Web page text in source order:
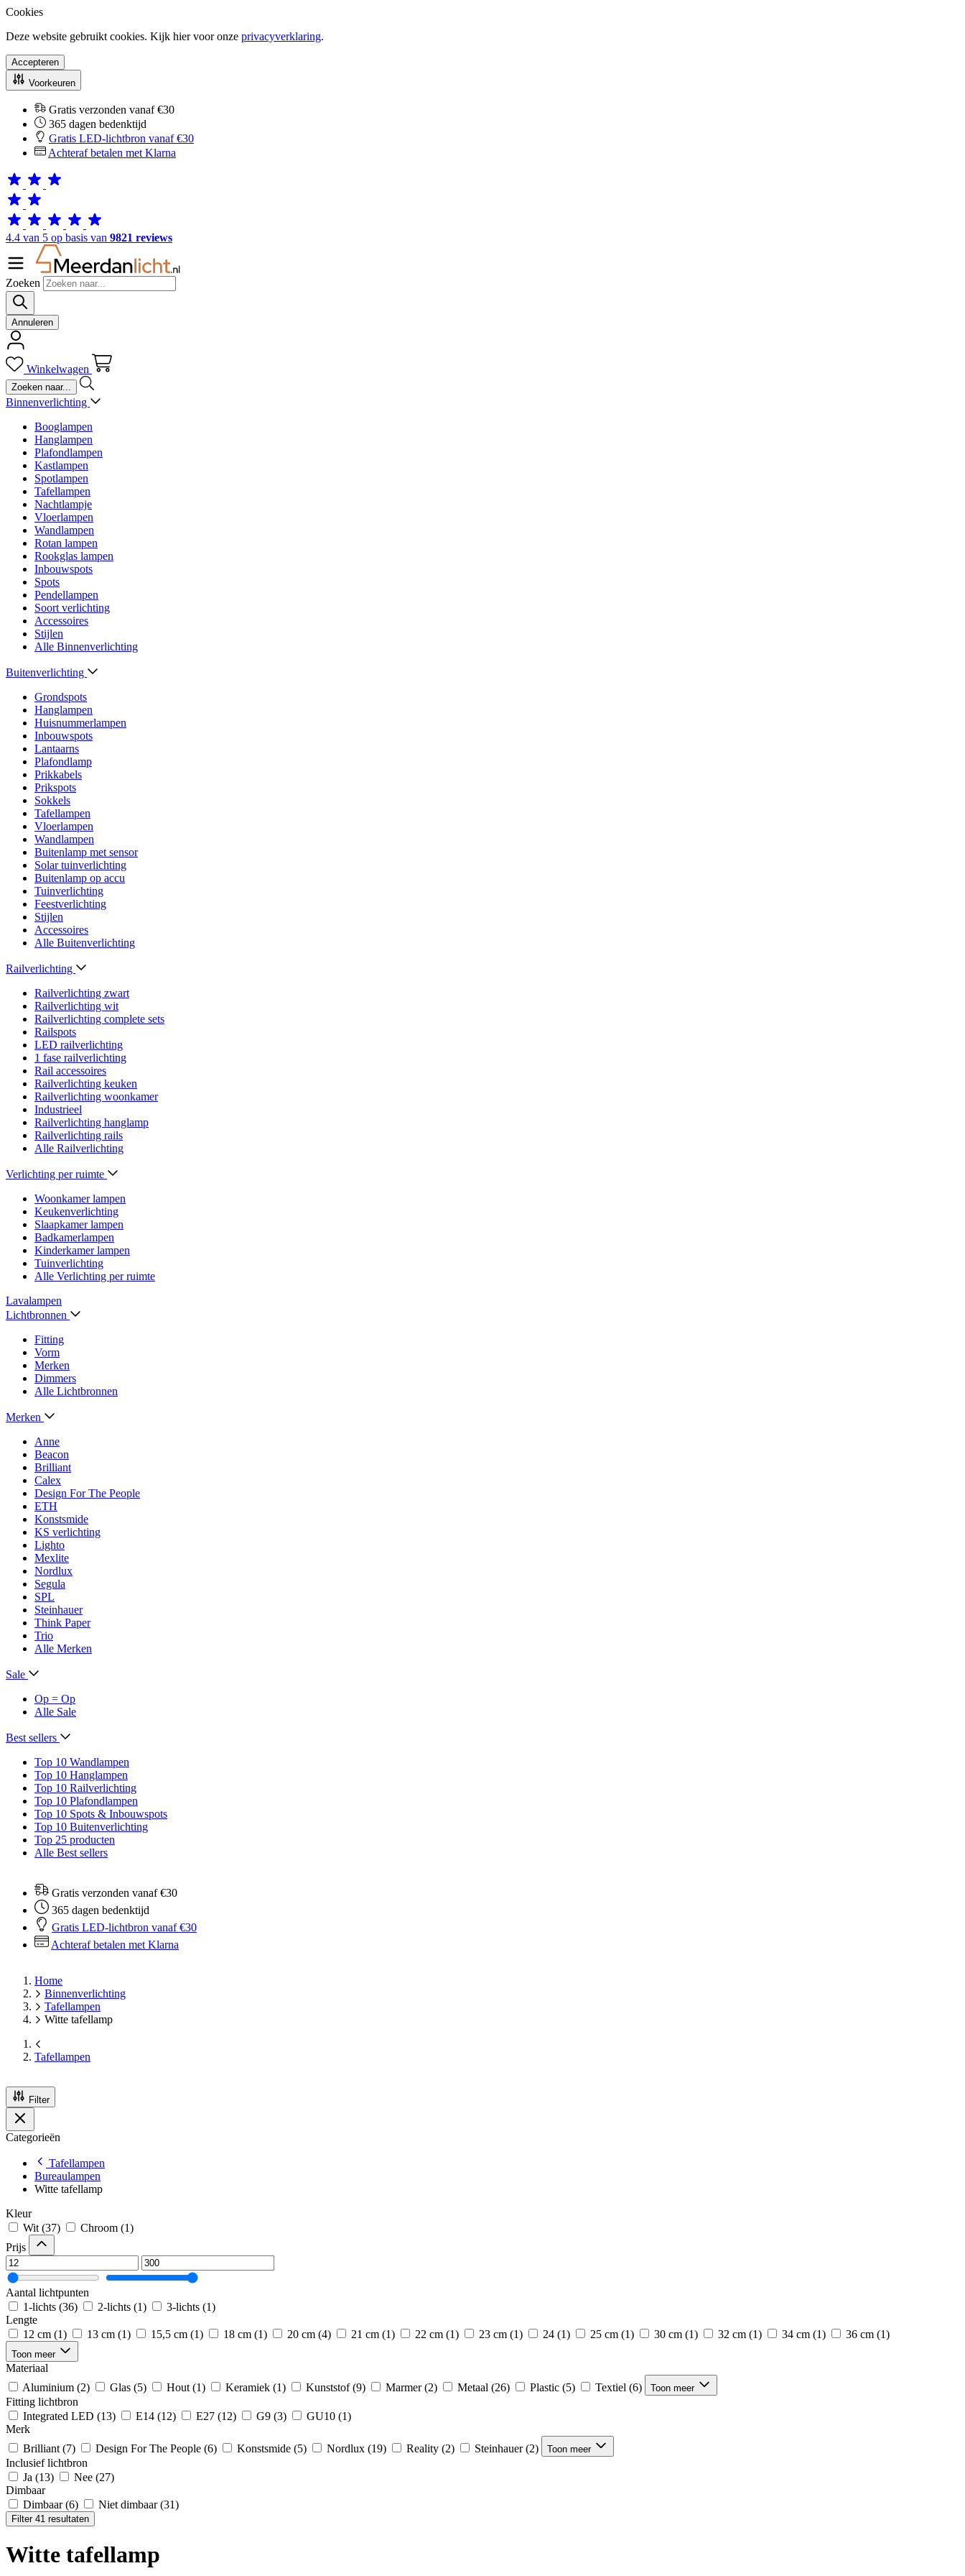
Cookies
Deze website gebruikt cookies. Kijk hier voor onze privacyverklaring.
Accepteren
Voorkeuren
Gratis verzonden vanaf €30
365 dagen bedenktijd
Gratis LED-lichtbron vanaf €30
Achteraf betalen met Klarna
4.4 van 5 op basis van 9821 reviews
Zoeken
Annuleren
Winkelwagen
Binnenverlichting
Booglampen
Hanglampen
Plafondlampen
Kastlampen
Spotlampen
Tafellampen
Nachtlampje
Vloerlampen
Wandlampen
Rotan lampen
Rookglas lampen
Inbouwspots
Spots
Pendellampen
Soort verlichting
Accessoires
Stijlen
Alle Binnenverlichting
Buitenverlichting
Grondspots
Hanglampen
Huisnummerlampen
Inbouwspots
Lantaarns
Plafondlamp
Prikkabels
Prikspots
Sokkels
Tafellampen
Vloerlampen
Wandlampen
Buitenlamp met sensor
Solar tuinverlichting
Buitenlamp op accu
Tuinverlichting
Feestverlichting
Stijlen
Accessoires
Alle Buitenverlichting
Railverlichting
Railverlichting zwart
Railverlichting wit
Railverlichting complete sets
Railspots
LED railverlichting
1 fase railverlichting
Rail accessoires
Railverlichting keuken
Railverlichting woonkamer
Industrieel
Railverlichting hanglamp
Railverlichting rails
Alle Railverlichting
Verlichting per ruimte
Woonkamer lampen
Keukenverlichting
Slaapkamer lampen
Badkamerlampen
Kinderkamer lampen
Tuinverlichting
Alle Verlichting per ruimte
Lavalampen
Lichtbronnen
Fitting
Vorm
Merken
Dimmers
Alle Lichtbronnen
Merken
Anne
Beacon
Brilliant
Calex
Design For The People
ETH
Konstsmide
KS verlichting
Lighto
Mexlite
Nordlux
Segula
SPL
Steinhauer
Think Paper
Trio
Alle Merken
Sale
Op = Op
Alle Sale
Best sellers
Top 10 Wandlampen
Top 10 Hanglampen
Top 10 Railverlichting
Top 10 Plafondlampen
Top 10 Spots & Inbouwspots
Top 10 Buitenverlichting
Top 25 producten
Alle Best sellers
Gratis verzonden vanaf €30
365 dagen bedenktijd
Gratis LED-lichtbron vanaf €30
Achteraf betalen met Klarna
Home
Binnenverlichting
Tafellampen
Witte tafellamp
Tafellampen
Filter
Categorieën
Tafellampen
Bureaulampen
Witte tafellamp
Kleur
Wit (37) Chroom (1)
Prijs
Aantal lichtpunten
1-lichts (36) 2-lichts (1) 3-lichts (1)
Lengte
12 cm (1) 13 cm (1) 15,5 cm (1) 18 cm (1) 20 cm (4) 21 cm (1) 22 cm (1) 23 cm (1) 24 (1) 25 cm (1) 30 cm (1) 32 cm (1) 34 cm (1) 36 cm (1)
Toon meer
Materiaal
Aluminium (2) Glas (5) Hout (1) Keramiek (1) Kunststof (9) Marmer (2) Metaal (26) Plastic (5) Textiel (6) Toon meer
Fitting lichtbron
Integrated LED (13) E14 (12) E27 (12) G9 (3) GU10 (1)
Merk
Brilliant (7) Design For The People (6) Konstsmide (5) Nordlux (19) Reality (2) Steinhauer (2) Toon meer
Inclusief lichtbron
Ja (13) Nee (27)
Dimbaar
Dimbaar (6) Niet dimbaar (31)
Filter 41 resultaten
Witte tafellamp